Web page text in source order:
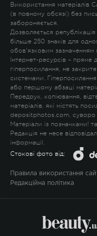
Використання матеріалів
(в повному обсязі) без
забороняється.
Дозволяється
більше 250 знаків для
обов'язковим
Інтернет-ресурсів –
гіперпосилання, не
системами.
або першому абзаці
Передрук, копіювання,
матеріалів, які містять
depositphotos.com, суворо
Матеріали із позначками! та
Редакція не несе
інформації.
Стокові фото від:
Правила використання
Редакційна політика